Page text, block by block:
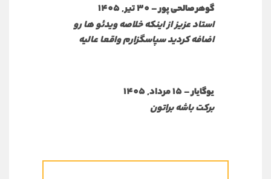
نمره5از
گوهر صالحی پور–30 تیر, 1405
استاد عزیز از اینکه خلاصه ویدئو ها رو
اضافه کردید سپاسگزارم واقعا عالیه
یوگایار–15 مرداد, 1405
برکت باشه براتون